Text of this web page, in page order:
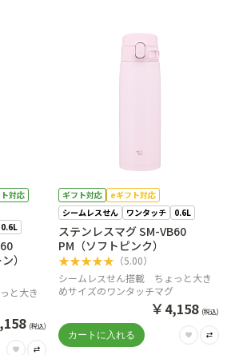
対応
0.6L
）
と大き
(税込)
ギフト対応
eギフト対応
シームレスせん
ワンタッチ 0.6L
ステンレスマグ SM-VB60
PM（ソフトピンク）
★★★★★（5.00）
シームレスせん搭載 ちょっと大き
めサイズのワンタッチマグ
￥4,158 (税込)